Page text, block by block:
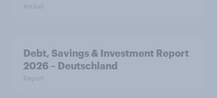
Artikel
Debt, Savings & Investment Report
2026 – Deutschland
Report